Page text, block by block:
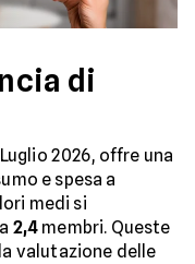
di
2026, offre una
e spesa a
medi si
2,4 membri. Queste
valutazione delle